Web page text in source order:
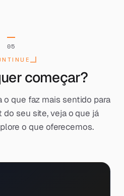
05
começar?
o que faz mais sentido para
seu site, veja o que já
o que oferecemos.